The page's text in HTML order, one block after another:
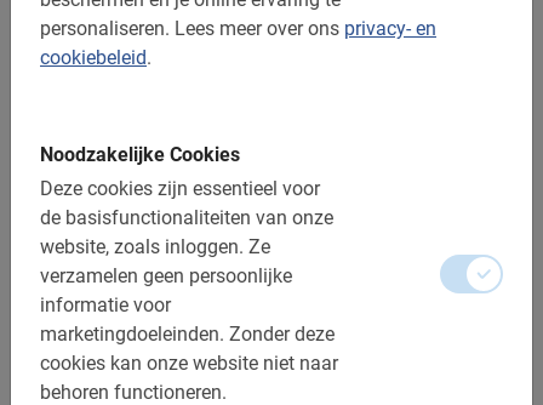
personaliseren. Lees meer over ons privacy- en
cookiebeleid.
Noodzakelijke Cookies
Deze cookies zijn essentieel voor
de basisfunctionaliteiten van onze
website, zoals inloggen. Ze
verzamelen geen persoonlijke
informatie voor
marketingdoeleinden. Zonder deze
cookies kan onze website niet naar
behoren functioneren.
Bij regen krijg je een poncho of mag je gratis
verzetten of annuleren
Inclusief:
Gebruik van de fiets
De lokale gids
Hotel pickup en drop-off
Lokale snacks